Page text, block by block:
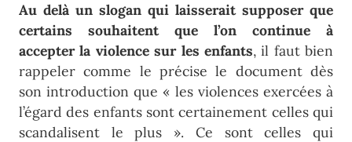
Au delà un slogan qui laisserait supposer que
certains souhaitent que l’on continue à
accepter la violence sur les enfants, il faut bien
rappeler comme le précise le document dès
son introduction que « les violences exercées à
l’égard des enfants sont certainement celles qui
scandalisent le plus ». Ce sont celles qui